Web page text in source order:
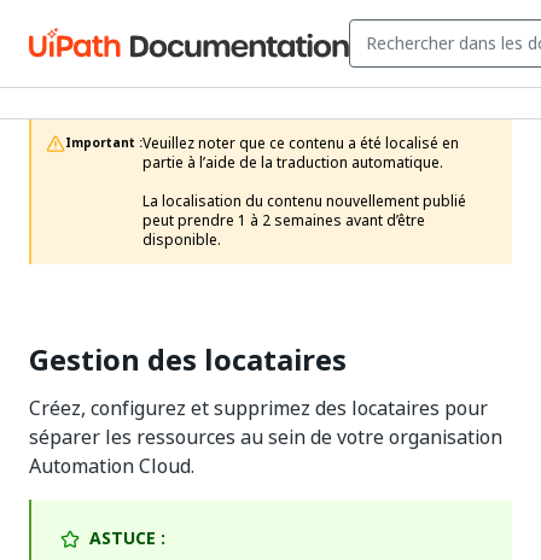
Important :Veuillez noter que ce contenu a été localisé en
partie à l’aide de la traduction automatique.
La localisation du contenu nouvellement publié
peut prendre 1 à 2 semaines avant d’être
disponible.
Gestion des locataires
Créez, configurez et supprimez des locataires pour
séparer les ressources au sein de votre organisation
Automation Cloud.
ASTUCE :